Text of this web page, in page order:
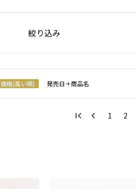
絞り込み
価格(高い順) 発売日＋商品名
1 2